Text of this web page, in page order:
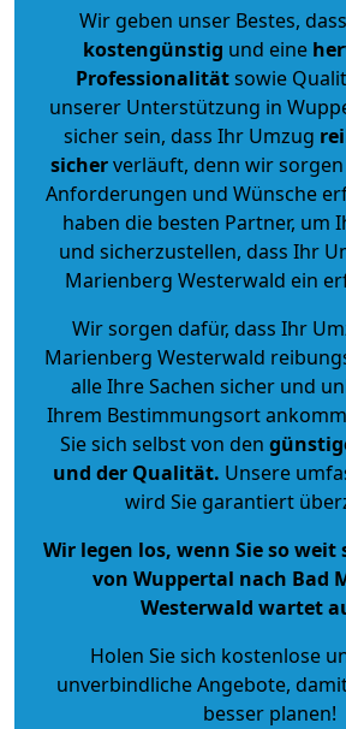
Wir geben unser Bestes,
kostengünstig und eine
Professionalitätsowie
unserer Unterstützung in
sicher sein, dass Ihr Umzug
sicherverläuft, denn wir sorgen
Anforderungen und Wünsche
haben die besten Partner, um
und sicherzustellen, dass Ihr
Marienberg Westerwald ein
Wir sorgen dafür, dass Ihr
Marienberg Westerwald
alle Ihre Sachen sicher und
Ihrem Bestimmungsort
Sie sich selbst von den
und der Qualität. Unsere
wird Sie garantiert
Wir legen los, wenn Sie so
von Wuppertal nach Bad
Westerwald wartet
Holen Sie sich kostenlose
unverbindliche Angebote,
besser planen!